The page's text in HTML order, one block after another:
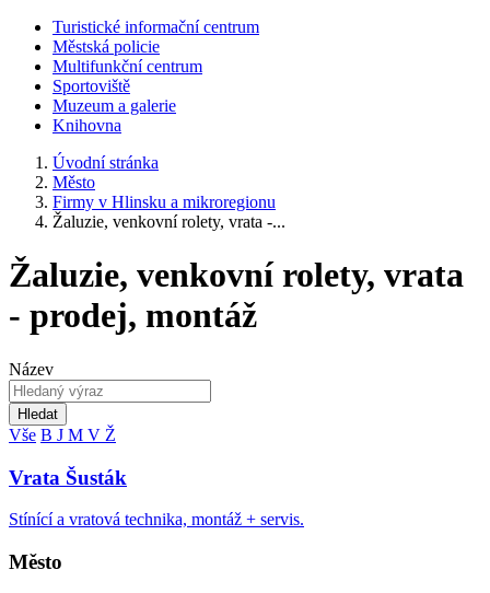
Turistické informační centrum
Městská policie
Multifunkční centrum
Sportoviště
Muzeum a galerie
Knihovna
Úvodní stránka
Město
Firmy v Hlinsku a mikroregionu
Žaluzie, venkovní rolety, vrata -...
Žaluzie, venkovní rolety, vrata
- prodej, montáž
Název
Hledat
Vše B J M V Ž
Vrata Šusták
Stínící a vratová technika, montáž + servis.
Město